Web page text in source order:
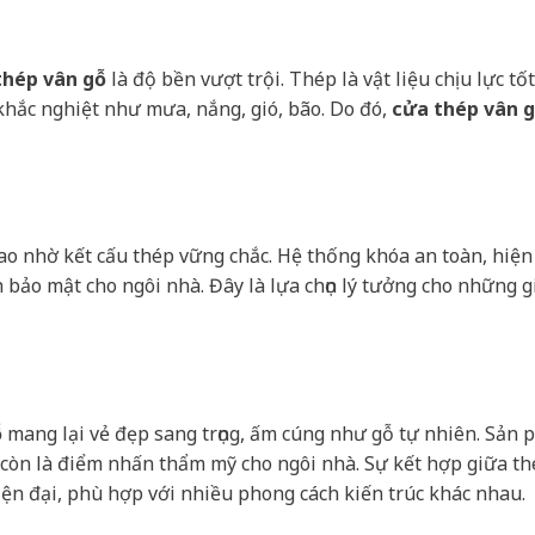
vân gỗ là độ bền vượt trội. Thép là vật liệu chịu lực
nghiệt như mưa, nắng, gió, bão. Do đó, cửa thép vân
nhờ kết cấu thép vững chắc. Hệ thống khóa an toàn,
mật cho ngôi nhà. Đây là lựa chọn lý tưởng cho những
mang lại vẻ đẹp sang trọng, ấm cúng như gỗ tự nhiên. Sản
là điểm nhấn thẩm mỹ cho ngôi nhà. Sự kết hợp giữa
đại, phù hợp với nhiều phong cách kiến trúc khác nhau.